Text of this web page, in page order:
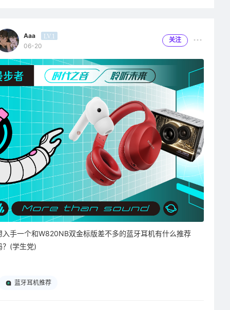
Aaa LV.1
06-20
关注
入手一个和W820NB双金标版差不多的蓝牙耳机有什么推荐
？(学生党)
蓝牙耳机推荐